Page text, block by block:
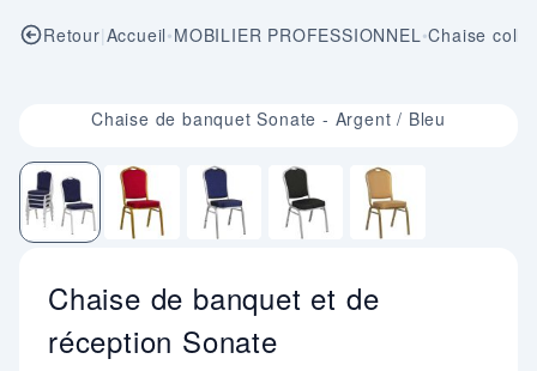
Retour|Accueil•MOBILIER PROFESSIONNEL•Chaise
Image 1 sur 5Chaise de banquet Sonate - Argent / Bleu
Chaise de banquet et de
réception Sonate